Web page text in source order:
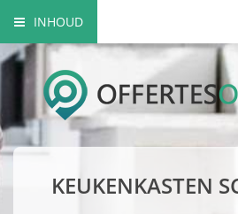
INHOUD
Mogelijke keuken schilderwerken
Hoe gaat een vakman te werk?
Zelf je keukenkasten schilderen
PrijzenKEUKENKASTEN